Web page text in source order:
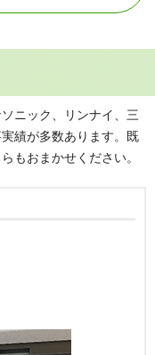
ニック、リンナイ、三
績が多数あります。既
もおまかせください。